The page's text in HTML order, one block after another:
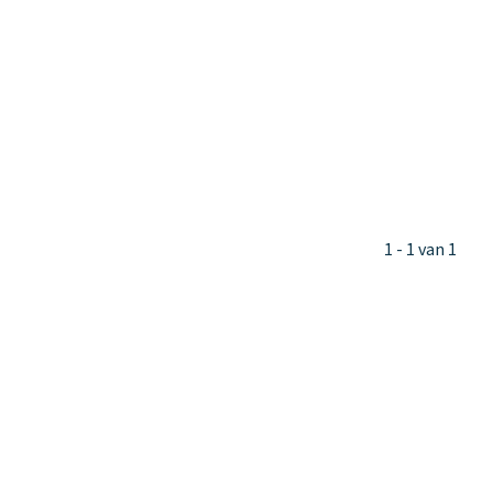
1 - 1 van 1